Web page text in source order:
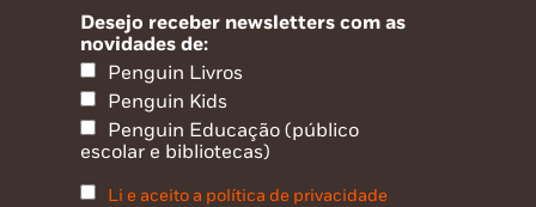
Desejo receber newsletters com as
novidades de:
Penguin Livros
Penguin Kids
Penguin Educação (público
escolar e bibliotecas)
Li e aceito a política de privacidade